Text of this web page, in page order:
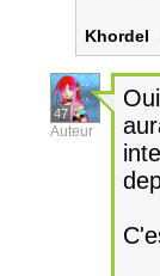
Khordel
47
Auteur